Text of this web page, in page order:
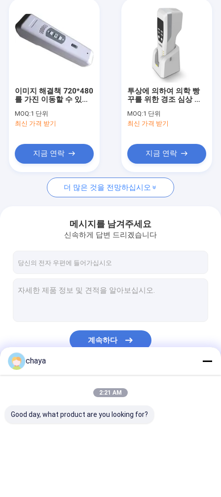
제품
우리에 대하여
뉴스
경우
소형 초음파 스캐너
수의학 초음파 스캐너
PPE 개인 보호 장비
고주파 훼이셜 기계
이미지 해결책 720*480
를 가진 이동할 수 있는
맥 측정기 정맥 거주 장
치
MOQ:1 단위
최신 가격 받기
지금 연락
투상에 의하여 의학 빵
꾸를 위한 경조 심상 정
MOQ:1 단위
최신 가격 받기
지금 연락
더 많은 것을 전망하십시오
메시지를 남겨주세요
신속하게 답변 드리겠습니다
계속하다
chaya
2:21 AM
Good day, what product are you looking for?